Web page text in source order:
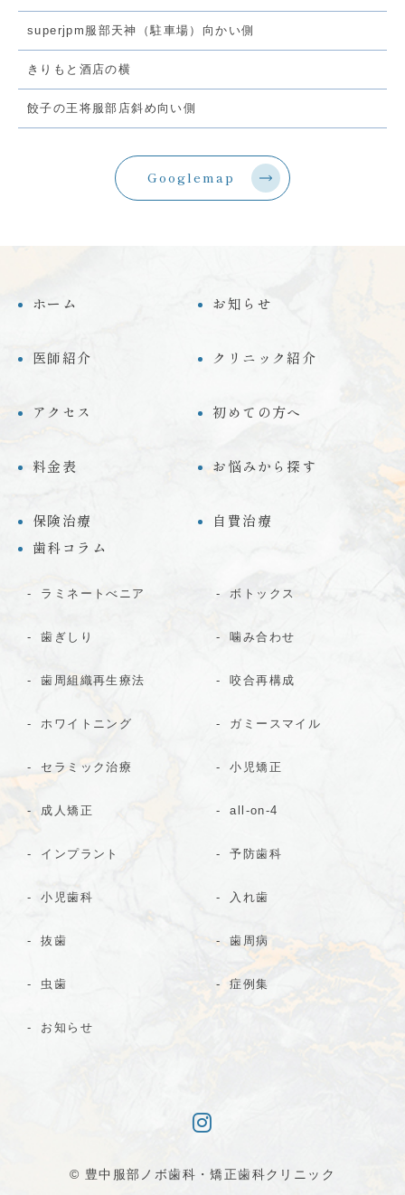
superjpm服部天神（駐車場）向かい側
きりもと酒店の横
餃子の王将服部店斜め向い側
Googlemap
ホーム お知らせ
医師紹介 クリニック紹介
アクセス 初めての方へ
料金表 お悩みから探す
保険治療
自費治療
歯科コラム
ラミネートべニア ボトックス
歯ぎしり 噛み合わせ
歯周組織再生療法 咬合再構成
ホワイトニング ガミースマイル
セラミック治療 小児矯正
成人矯正 all-on-4
インプラント 予防歯科
小児歯科 入れ歯
抜歯 歯周病
虫歯 症例集
お知らせ
© 豊中服部ノボ歯科・矯正歯科クリニック